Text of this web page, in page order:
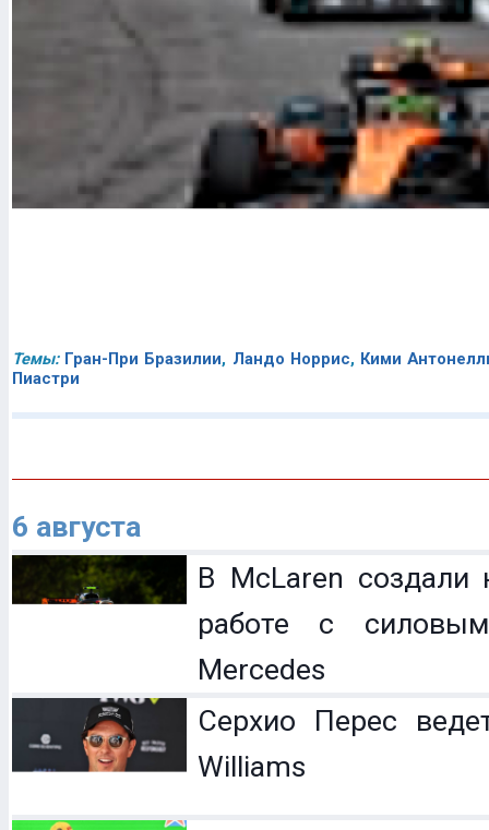
Темы: Гран-При Бразилии, Ландо Норрис, Кими
Пиастри
6 августа
В McLaren создали
работе с
Mercedes
Серхио Перес
Williams